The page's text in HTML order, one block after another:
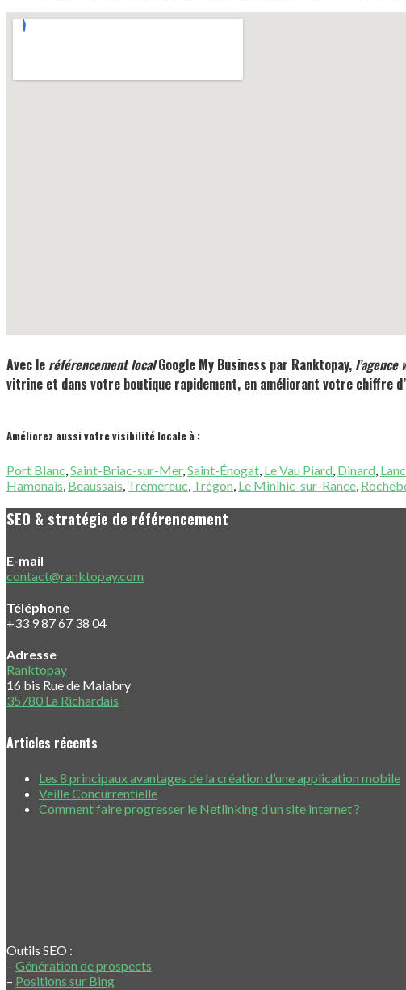
Avec le référencement localGoogle My Business par Ranktopay, l’agence
vitrine et dans votre boutique rapidement, en améliorant votre chiffre
Améliorez aussi votre visibilité locale à :
Port Blanc Saint-Briac-sur-Mer, Saint-Énogat Le Vau Piard Dinard
Hamonais Beaussais Tréméreuc Trégon Le Minihic-sur-Rance
SEO & stratégie de référencement
E-mail
contact@ranktopay.com
Téléphone
+33 9 87 67 38 04
Adresse
Ranktopay
16 bis Rue de Malabry
35780 La Richardais
Articles récents
Les 8 principaux avantages de la création d’une application mobile
Veille Concurrentielle
Comment faire progresser le Netlinking d’un site internet ?
Outils SEO :
– Génération de prospects
– Positions sur Bing